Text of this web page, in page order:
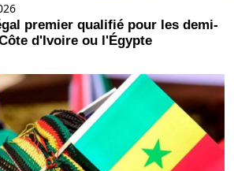
premier qualifié pour les demi-
d'Ivoire ou l'Égypte